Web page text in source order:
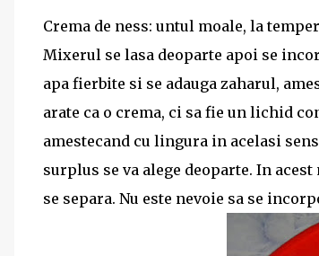
Crema de ness: untul moale, la
Mixerul se lasa deoparte apoi se
apa fierbite si se adauga zaharul,
arate ca o crema, ci sa fie un lichid
amestecand cu lingura in acelasi
surplus se va alege deoparte. In
se separa. Nu este nevoie sa se